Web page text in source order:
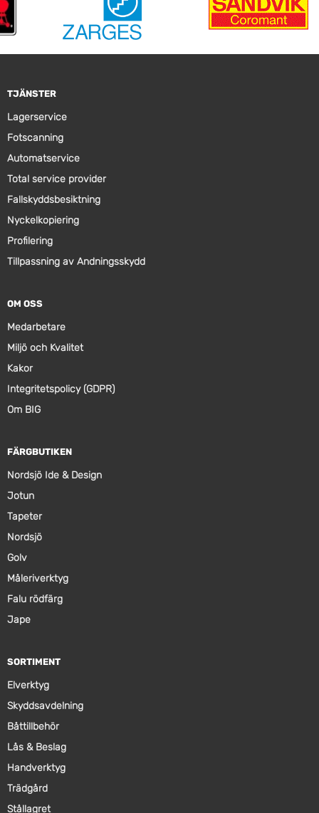
TJÄNSTER
Lagerservice
Fotscanning
Automatservice
Total service provider
Fallskyddsbesiktning
Nyckelkopiering
Profilering
Tillpassning av Andningsskydd
OM OSS
Medarbetare
Miljö och Kvalitet
Kakor
Integritetspolicy (GDPR)
Om BIG
FÄRGBUTIKEN
Nordsjö Ide & Design
Jotun
Tapeter
Nordsjö
Golv
Måleriverktyg
Falu rödfärg
Jape
SORTIMENT
Elverktyg
Skyddsavdelning
Båttillbehör
Lås & Beslag
Handverktyg
Trädgård
Stållagret